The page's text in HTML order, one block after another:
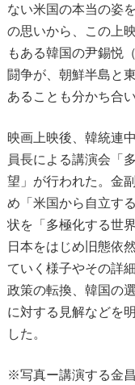
ない米国の本当の姿
の思いから、この上
もある韓国の尹錫悦
闘争が、朝鮮半島と
あることも分かち合
映画上映後、韓統連
員長による講演会「
望」が行われた。金
め「米国から自立す
状を「多極化する世
日本をはじめ旧態依
ていく様子やその詳
政策の転換、韓国の
に対する見解などを
した。
※写真ー講演する金